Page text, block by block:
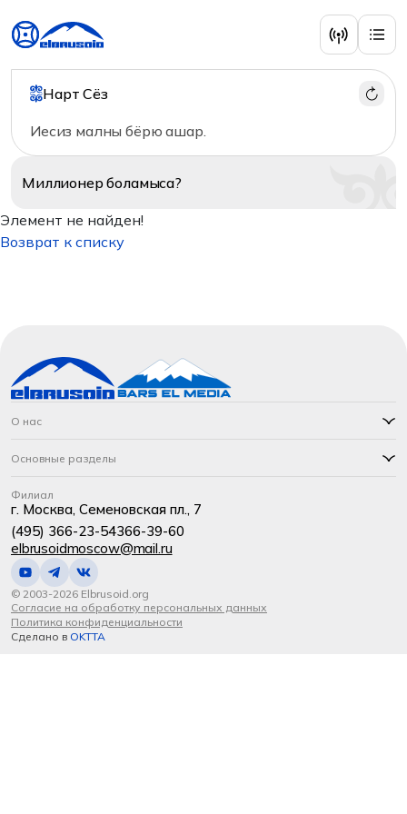
Нарт Сёз
Иесиз малны бёрю ашар.
Миллионерболамыса?
Элемент не найден!
Возврат к списку
О нас
Основные разделы
Филиал
г. Москва, Семеновская пл., 7
(495) 366-23-54366-39-60
elbrusoidmoscow@mail.ru
© 2003-2026 Elbrusoid.org
Согласие на обработку персональных данных
Политика конфиденциальности
Сделано в OKTTA